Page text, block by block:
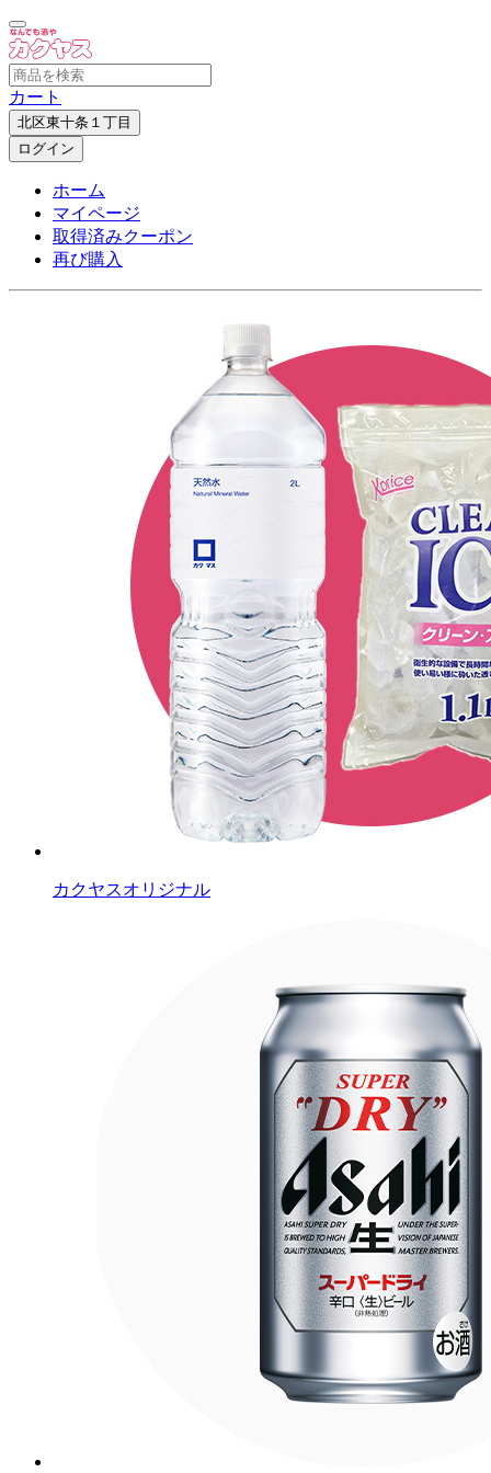
カート
北区東十条１丁目
ログイン
ホーム
マイページ
取得済みクーポン
再び購入
カクヤスオリジナル